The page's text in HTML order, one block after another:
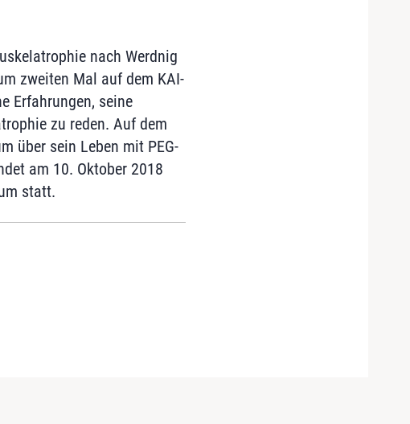
nach Werdnig
zweiten Mal auf dem KAI-
Erfahrungen, seine
zu reden. Auf dem
über sein Leben mit PEG-
am 10. Oktober 2018
statt.